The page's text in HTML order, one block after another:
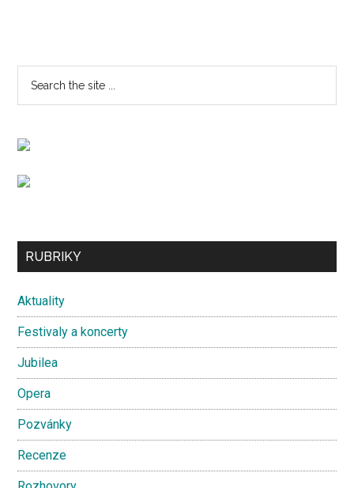
Primary
Sidebar
...
Secondary
RUBRIKY
Aktuality
Festivaly a koncerty
Jubilea
Opera
Pozvánky
Recenze